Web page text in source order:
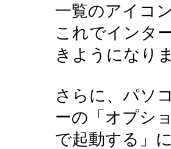
一覧のアイコ
これでインタ
きようになり
さらに、パソ
ーの「オプシ
で起動する」